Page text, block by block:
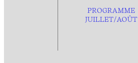
PROGRAMME
JUILLET/AOÛT